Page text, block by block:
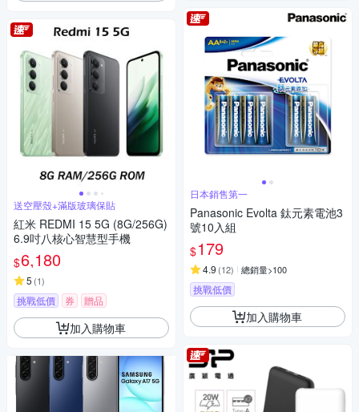
送空壓殼+滿版玻璃保貼
紅米 REDMI 15 5G (8G/256G)
6.9吋八核心智慧型手機
$6,180
5 (1)
挑戰低價 券 贈品
加入購物車
日本銷售第一
Panasonic Evolta 鈦元素電池3
號10入組
$179
4.9 (12) 總銷量>100
挑戰低價
加入購物車